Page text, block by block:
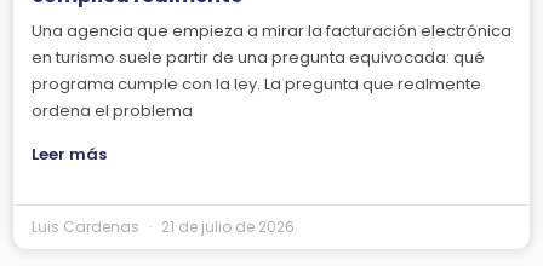
Una agencia que empieza a mirar la facturación electrónica
en turismo suele partir de una pregunta equivocada: qué
programa cumple con la ley. La pregunta que realmente
ordena el problema
Leer más
Luis Cardenas 21 de julio de 2026